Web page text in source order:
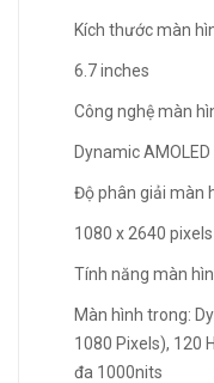
Kích thước màn
6.7 inches
Công nghệ màn
Dynamic AMOLED
Độ phân giải màn
1080 x 2640 pixels
Tính năng màn
Màn hình trong:
1080 Pixels), 120
đa 1000nits